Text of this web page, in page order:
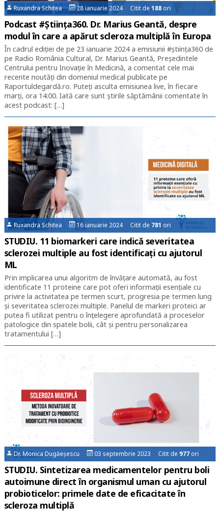
Ruxandra Schitea 28 ianuarie 2024 Citit de188ori
Podcast #Știința360. Dr. Marius Geantă, despre
modul în care a apărut scleroza multiplă în Europa
În cadrul ediției de pe 23 ianuarie 2024 a emisiunii #știința360 de
pe Radio România Cultural, Dr. Marius Geantă, Președintele
Centrului pentru Inovație în Medicină, a comentat cele mai
recente noutăți din domeniul medical publicate pe
Raportuldegardă.ro. Puteți asculta emisiunea live, în fiecare
marți, ora 14:00. Iată care sunt știrile săptămânii comentate în
acest podcast: […]
Ruxandra Schitea 16 ianuarie 2024 Citit de 781 ori
STUDIU. 11 biomarkeri care indică severitatea
sclerozei multiple au fost identificați cu ajutorul
ML
Prin implicarea unui algoritm de învățare automată, au fost
identificate 11 proteine care pot oferi informații esențiale cu
privire la activitatea pe termen scurt, progresia pe termen lung
și severitatea sclerozei multiple. Panelul de markeri proteici ar
putea fi utilizat pentru o înțelegere aprofundată a proceselor
patologice din spatele bolii, cât și pentru personalizarea
tratamentului […]
Dr. Monica Dugăeșescu 03 septembrie 2023 Citit de 977 ori
STUDIU. Sintetizarea medicamentelor pentru boli
autoimune direct în organismul uman cu ajutorul
probioticelor: primele date de eficacitate în
scleroza multiplă